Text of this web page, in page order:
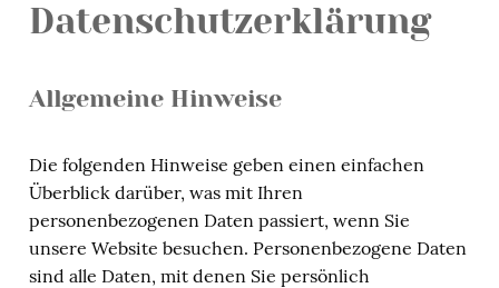
Datenschutzerklärung
Allgemeine Hinweise
Die folgenden Hinweise geben einen einfachen
Überblick darüber, was mit Ihren
personenbezogenen Daten passiert, wenn Sie
unsere Website besuchen. Personenbezogene Daten
sind alle Daten, mit denen Sie persönlich